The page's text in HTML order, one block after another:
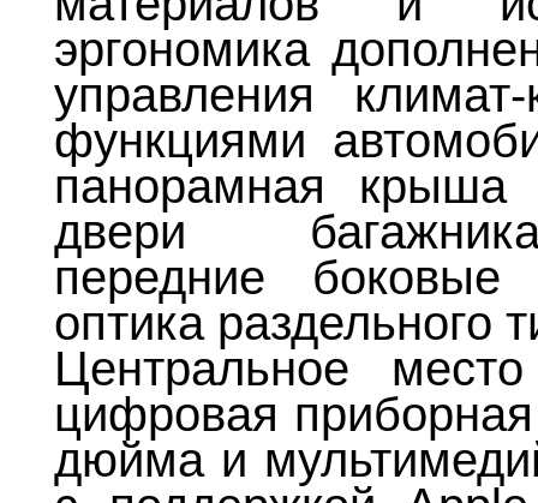
эргономика
управления
функциями
панорамная крыша
двери
передние боковые
оптика раздельного
Центральное
цифровая
дюйма и